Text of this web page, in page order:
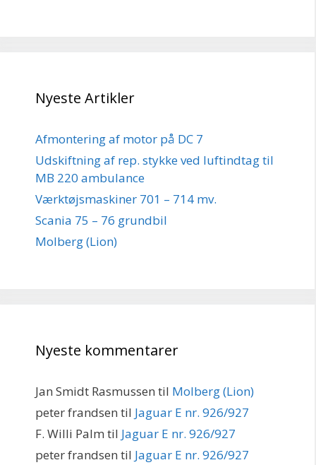
Nyeste Artikler
Afmontering af motor på DC 7
Udskiftning af rep. stykke ved luftindtag til
MB 220 ambulance
Værktøjsmaskiner 701 – 714 mv.
Scania 75 – 76 grundbil
Molberg (Lion)
Nyeste kommentarer
Jan Smidt Rasmussen til Molberg (Lion)
peter frandsen til Jaguar E nr. 926/927
F. Willi Palm til Jaguar E nr. 926/927
peter frandsen til Jaguar E nr. 926/927